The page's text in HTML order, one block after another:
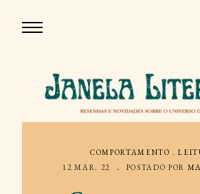
COMPORTAMENTO .
12 MAR. 22
POSTADO POR